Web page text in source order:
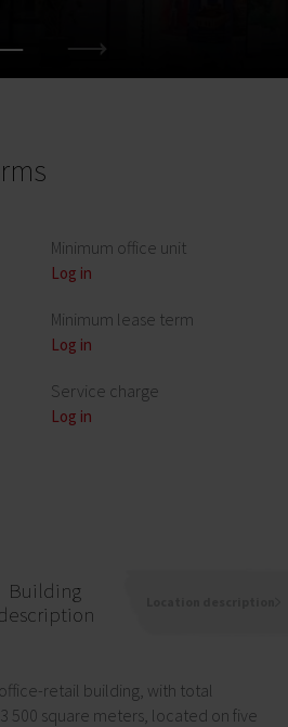
Minimum office unit
Log in
Minimum lease term
Log in
Service charge
Log in
Building
retail building, with total
500 square meters, located on five